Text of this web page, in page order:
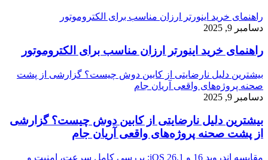
راهنمای خرید اینورتر ارزان مناسب برای الکتروموتور
دسامبر 9, 2025
راهنمای خرید اینورتر ارزان مناسب برای الکتروموتور
بیشترین دلیل نارضایتی از کابین دوش چیست؟ گزارشی از پشت
صحنه پروژه‌های واقعی آریان جام
دسامبر 9, 2025
بیشترین دلیل نارضایتی از کابین دوش چیست؟ گزارشی
از پشت صحنه پروژه‌های واقعی آریان جام
مقایسه اندروید 16 و iOS 26.1: بررسی کامل سرعت، امنیت و